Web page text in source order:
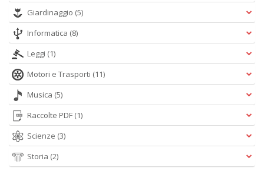
Giardinaggio (5)
Informatica (8)
Leggi (1)
Motori e Trasporti (11)
Musica (5)
Raccolte PDF (1)
Scienze (3)
Storia (2)